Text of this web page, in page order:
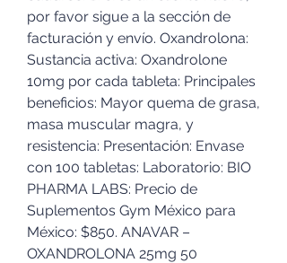
por favor sigue a la sección de
facturación y envío. Oxandrolona:
Sustancia activa: Oxandrolone
10mg por cada tableta: Principales
beneficios: Mayor quema de grasa,
masa muscular magra, y
resistencia: Presentación: Envase
con 100 tabletas: Laboratorio: BIO
PHARMA LABS: Precio de
Suplementos Gym México para
México: $850. ANAVAR –
OXANDROLONA 25mg 50